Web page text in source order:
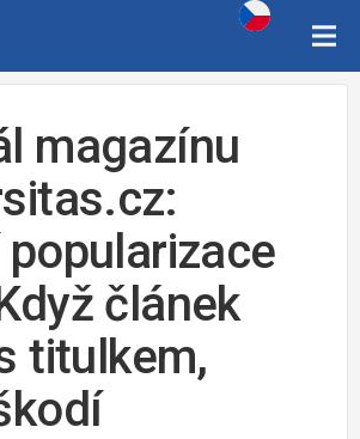
magazínu
popularizace
článek
titulkem,